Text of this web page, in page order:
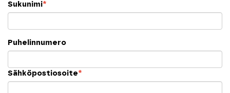
Sukunimi*
Puhelinnumero
Sähköpostiosoite*